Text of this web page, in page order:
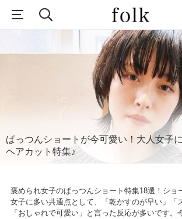
ぱっつんショートが今可愛い！大人女子
ヘアカット特集♪
褒められ女子のぱっつんショート特集18選！ショ
女子に多い共通点として、「乾かすのが早い」「
「おしゃれで可愛い」と言った反応が多いです。